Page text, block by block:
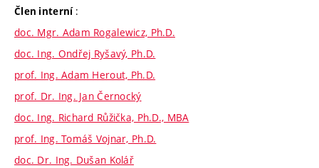
Člen interní :
doc. Mgr. Adam Rogalewicz, Ph.D.
doc. Ing. Ondřej Ryšavý, Ph.D.
prof. Ing. Adam Herout, Ph.D.
prof. Dr. Ing. Jan Černocký
doc. Ing. Richard Růžička, Ph.D., MBA
prof. Ing. Tomáš Vojnar, Ph.D.
doc. Dr. Ing. Dušan Kolář